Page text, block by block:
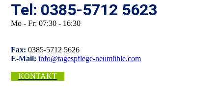
Tel: 0385-5712 5623
Mo - Fr: 07:30 - 16:30
Fax: 0385-5712 5626
E-Mail:info@tagespflege-neumühle.com
KONTAKT